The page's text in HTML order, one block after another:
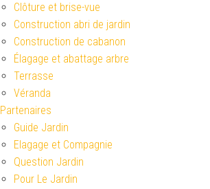
Clôture et brise-vue
Construction abri de jardin
Construction de cabanon
Élagage et abattage arbre
Terrasse
Véranda
Partenaires
Guide Jardin
Elagage et Compagnie
Question Jardin
Pour Le Jardin